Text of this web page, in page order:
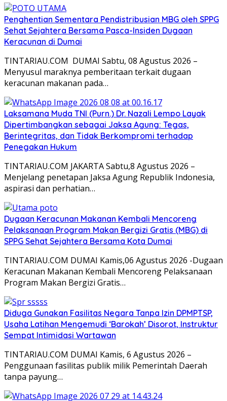
Penghentian Sementara Pendistribusian MBG oleh SPPG
Sehat Sejahtera Bersama Pasca-Insiden Dugaan
Keracunan di Dumai
TINTARIAU.COM DUMAI Sabtu, 08 Agustus 2026 –
Menyusul maraknya pemberitaan terkait dugaan
keracunan makanan pada…
Laksamana Muda TNI (Purn.) Dr. Nazali Lempo Layak
Dipertimbangkan sebagai Jaksa Agung: Tegas,
Berintegritas, dan Tidak Berkompromi terhadap
Penegakan Hukum
TINTARIAU.COM JAKARTA Sabtu,8 Agustus 2026 –
Menjelang penetapan Jaksa Agung Republik Indonesia,
aspirasi dan perhatian…
Dugaan Keracunan Makanan Kembali Mencoreng
Pelaksanaan Program Makan Bergizi Gratis (MBG) di
SPPG Sehat Sejahtera Bersama Kota Dumai
TINTARIAU.COM DUMAI Kamis,06 Agustus 2026 -Dugaan
Keracunan Makanan Kembali Mencoreng Pelaksanaan
Program Makan Bergizi Gratis…
Diduga Gunakan Fasilitas Negara Tanpa Izin DPMPTSP,
Usaha Latihan Mengemudi ‘Barokah’ Disorot, Instruktur
Sempat Intimidasi Wartawan
TINTARIAU.COM DUMAI Kamis, 6 Agustus 2026 –
Penggunaan fasilitas publik milik Pemerintah Daerah
tanpa payung…